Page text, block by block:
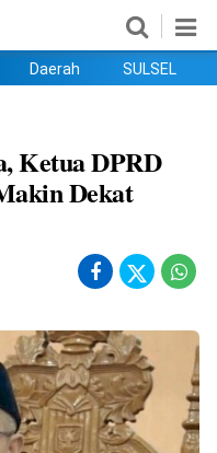
Daerah SULSEL
Ketua DPRD
Dekat